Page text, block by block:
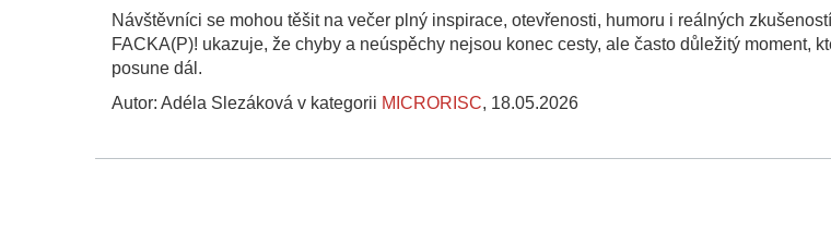
Návštěvníci se mohou těšit na večer plný inspirace, otevřenosti, humoru i reálných
FACKA(P)! ukazuje, že chyby a neúspěchy nejsou konec cesty, ale často důležitý moment,
posune dál.
Autor: Adéla Slezáková v kategorii MICRORISC, 18.05.2026